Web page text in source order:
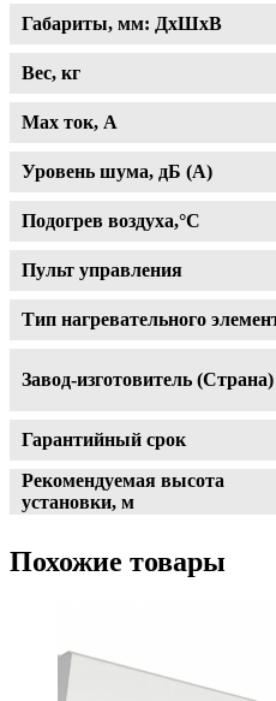
Габариты, мм: ДхШхВ
Вес, кг
Max ток, A
Уровень шума, дБ (А)
Подогрев воздуха,°С
Пульт управления
Тип нагревательного
Завод-изготовитель (Страна)
Гарантийный срок
Рекомендуемая высота
установки, м
Похожие товары